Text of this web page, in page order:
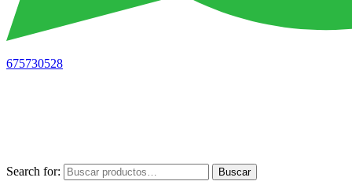
675730528
Search for: Buscar